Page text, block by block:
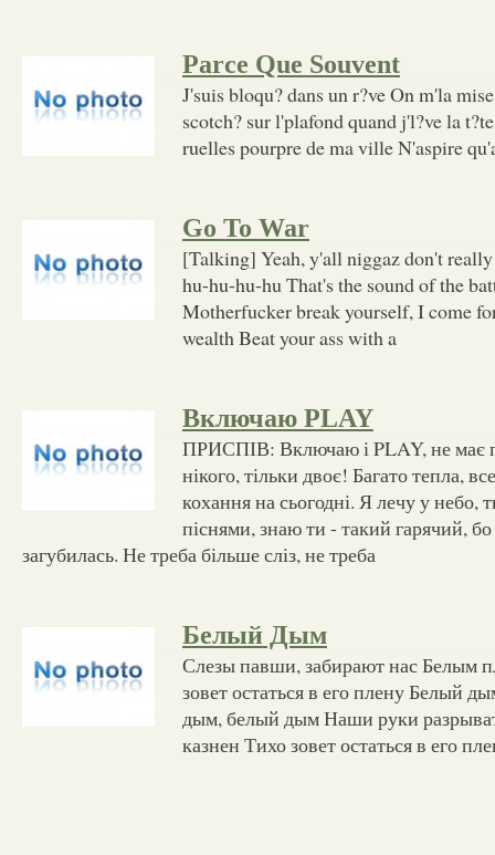
Parce Que Souvent
J'suis bloqu? dans un r?ve On m'la
scotch? sur l'plafond quand j'l?ve la
ruelles pourpre de ma ville N'aspire
Go To War
[Talking] Yeah, y'all niggaz don't
hu-hu-hu-hu That's the sound of the
Motherfucker break yourself, I come
wealth Beat your ass with a
Включаю PLAY
ПРИСПІВ: Включаю і PLAY, не має
нікого, тільки двоє! Багато тепла,
кохання на сьогодні. Я лечу у небо,
піснями, знаю ти - такий гарячий,
загубилась. Не треба більше сліз, не треба
Белый Дым
Слезы павши, забирают нас Белым
зовет остаться в его плену Белый
дым, белый дым Наши руки
казнен Тихо зовет остаться в его